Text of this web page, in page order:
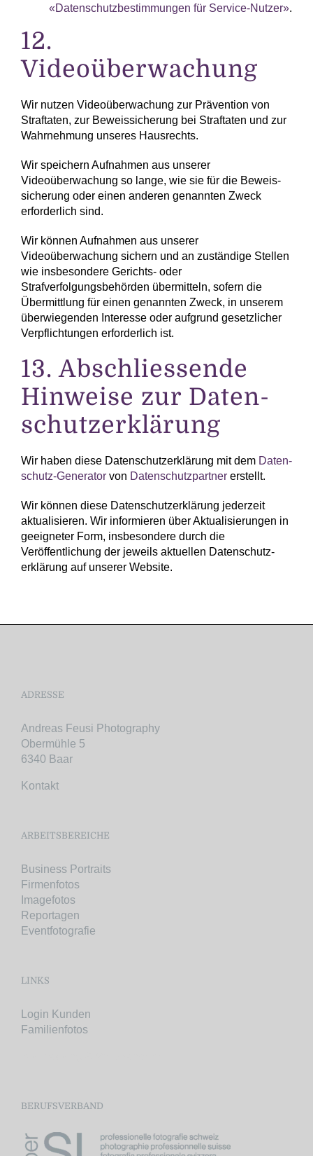
«Datenschutz­bestimmungen für Service-Nutzer».
12.
Videoüberwachung
Wir nutzen Videoüberwachung zur Prävention von
Straftaten, zur Beweis­sicherung bei Straftaten und zur
Wahrnehmung unseres Hausrechts.
Wir speichern Aufnahmen aus unserer
Videoüberwachung so lange, wie sie für die Beweis­
sicherung oder einen anderen genannten Zweck
erforderlich sind.
Wir können Aufnahmen aus unserer
Videoüberwachung sichern und an zuständige Stellen
wie insbesondere Gerichts- oder
Strafverfolgungsbehörden übermitteln, sofern die
Übermittlung für einen genannten Zweck, in unserem
überwiegenden Interesse oder aufgrund gesetzlicher
Verpflichtungen erforderlich ist.
13. Abschliessende
Hinweise zur Daten­
schutz­erklärung
Wir haben diese Daten­schutz­erklärung mit dem Daten­
schutz-Generatorvon Daten­schutz­partnererstellt.
Wir können diese Daten­schutz­erklärung jederzeit
aktualisieren. Wir informieren über Aktualisierungen in
geeigneter Form, insbesondere durch die
Veröffentlichung der jeweils aktuellen Daten­schutz­
erklärung auf unserer Website.
ADRESSE
Andreas Feusi Photography
Obermühle 5
6340 Baar
Kontakt
ARBEITSBEREICHE
Business Portraits
Firmenfotos
Imagefotos
Reportagen
Eventfotografie
LINKS
Login Kunden
Familienfotos
BERUFSVERBAND